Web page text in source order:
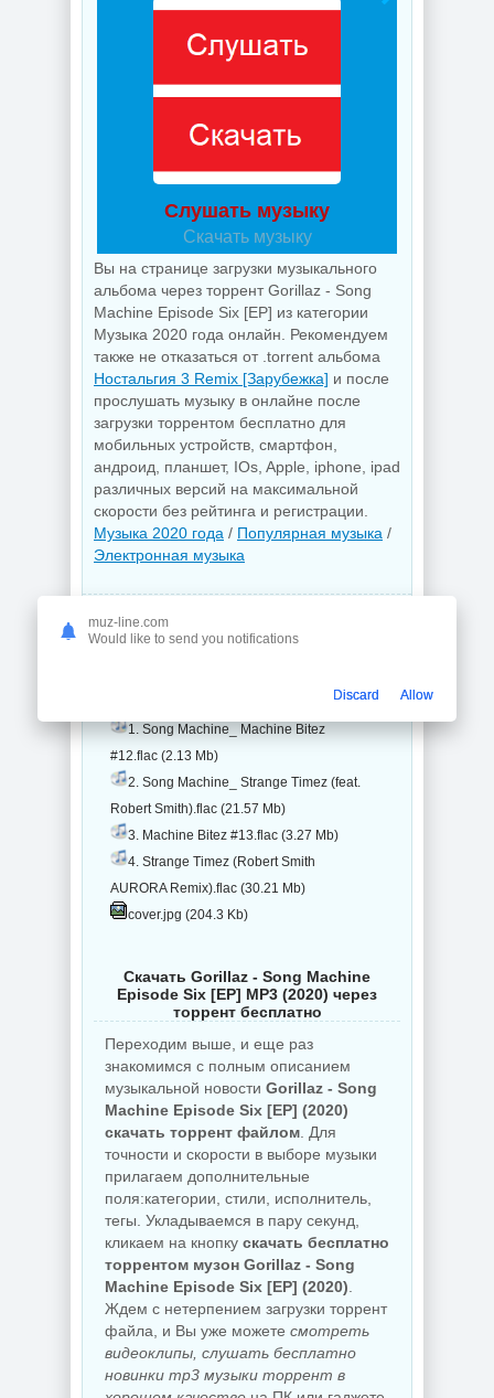
Слушать музыку
Скачать музыку
Вы на странице загрузки музыкального
альбома через торрент Gorillaz - Song
Machine Episode Six [EP] из категории
Музыка 2020 года онлайн. Рекомендуем
также не отказаться от .torrent альбома
Ностальгия 3 Remix [Зарубежка] и после
прослушать музыку в онлайне после
загрузки торрентом бесплатно для
мобильных устройств, смартфон,
андроид, планшет, IOs, Apple, iphone, ipad
различных версий на максимальной
скорости без рейтинга и регистрации.
Музыка 2020 года / Популярная музыка /
Электронная музыка
Трек-лист на музыкальный сборник с
1. Song Machine_ Machine Bitez
#12.flac (2.13 Mb)
2. Song Machine_ Strange Timez (feat.
Robert Smith).flac (21.57 Mb)
3. Machine Bitez #13.flac (3.27 Mb)
4. Strange Timez (Robert Smith
AURORA Remix).flac (30.21 Mb)
cover.jpg (204.3 Kb)
Скачать Gorillaz - Song Machine
Episode Six [EP] MP3 (2020) через
торрент бесплатно
Переходим выше, и еще раз
знакомимся с полным описанием
музыкальной новости Gorillaz - Song
Machine Episode Six [EP] (2020)
скачать торрент файлом . Для
точности и скорости в выборе музыки
прилагаем дополнительные
поля:категории, стили, исполнитель,
тегы. Укладываемся в пару секунд,
кликаем на кнопку скачать бесплатно
торрентом музон Gorillaz - Song
Machine Episode Six [EP] (2020)
Ждем с нетерпением загрузки торрент
файла, и Вы уже можете смотреть
видеоклипы, слушать бесплатно
новинки mp3 музыки торрент в
muz-line.com
Would like to send you notifications
Discard Allow